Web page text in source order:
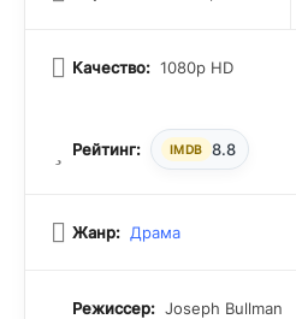
Качество: 1080p HD
Рейтинг: IMDB 8.8
Жанр: Драма
Режиссер: Joseph Bullman